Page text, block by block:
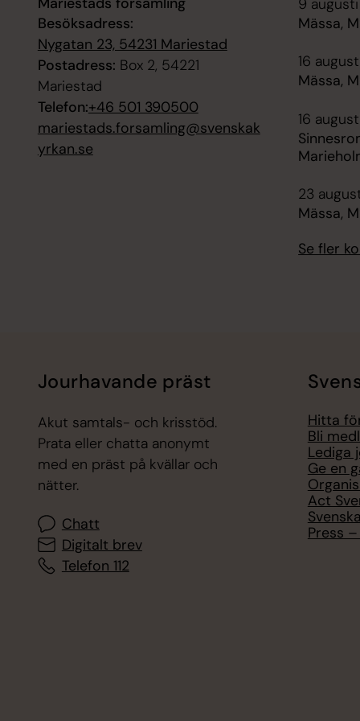
Besöksadress:
Nygatan 23, 54231 Mariestad
Postadress: Box 2, 54221
Mariestad
Telefon:+46 501 390500
mariestads.forsamling@svenskak
yrkan.se
9 augusti
Mässa,
16
Mässa,
16
23
Mässa,
Se fler
Jourhavande präst
Akut samtals- och krisstöd.
Prata eller chatta anonymt
med en präst på kvällar och
nätter.
Chatt
Digitalt brev
Telefon 112
Hitta
Bli
Lediga
Ge en
Act
Press